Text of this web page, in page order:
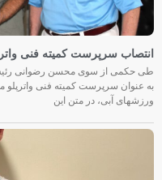
انتصاب سرپرست کمیته فنی
طی حکمی از سوی محسن رضوانی
به عنوان سرپرست کمیته فنی
ورزشهای آبی، در متن این